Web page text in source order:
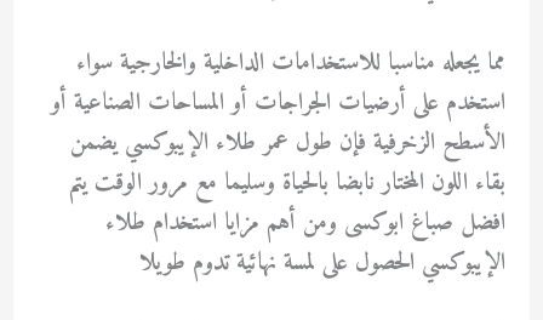
مما يجعله مناسبا للاستخدامات الداخلية والخارجية سواء
استخدم على أرضيات الجراجات أو المساحات الصناعية أو
الأسطح الزخرفية فإن طول عمر طلاء الإيبوكسي يضمن
بقاء اللون المختار نابضا بالحياة وسليما مع مرور الوقت يتم
افضل صباغ ابوكسى ومن أهم مزايا استخدام طلاء
الإيبوكسي الحصول على لمسة نهائية تدوم طويلا